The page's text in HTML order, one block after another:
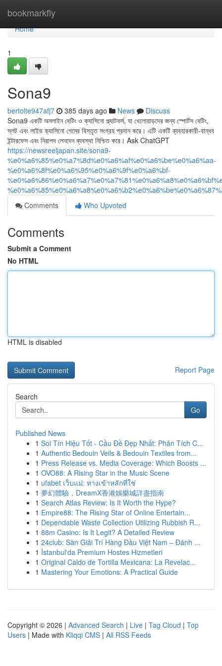
bookmarkfly
Home
Home
1
Sona9
bertolte947afj7 385 days ago News
Discuss
Sona9 একটি অনলাইন বেটিং ও ক্যাসিনো প্ল্যাটফর্ম, যা খেলোয়াড়দের জন্য স্পোর্টস বেটিং,
স্লট এবং লাইভ ক্যাসিনো গেমের বিস্তৃত সংগ্রহ প্রদান করে। এটি একটি ব্যবহারকারী-বান্ধব
ইন্টারফেস এবং নিরাপদ লেনদেন ব্যবস্থা নিশ্চিত করে। Ask ChatGPT
https://newsreeljapan.site/sona9-
%e0%a6%85%e0%a7%8d%e0%a6%af%e0%a6%be%e0%a6%aa-
%e0%a6%8f%e0%a6%95%e0%a6%9f%e0%a6%bf-
Comments
Who Upvoted
Comments
Submit a Comment
No HTML
HTML is disabled
Report Page
Search
Go
Published News
1 Soi Tín Hiệu Tốt - Cầu Đề Đẹp Nhất: Phân Tích C...
1 Authentic Bedouin Veils & Bedouin Textiles from...
1 Press Release vs. Media Coverage: Which Boosts ...
1 OVO88: A Rising Star in the Music Scene
1 ufabet เว็บแม่: ทางเข้าหลักที่ใช่
1 夢幻體驗，DreamX香港娛樂城詳盡指南
1 Search Atlas Review: Is It Worth the Hype?
1 Empire88: The Rising Star of Online Entertain...
1 Dependable Waste Collection Utilizing Rubbish R...
1 88m Casino: Is It Legit? A Detailed Review
1 24club: Sàn Giải Trí Hàng Đầu Việt Nam – Đánh ...
1 İstanbul'da Premium Hostes Hizmetleri
1 Original Caldo de Tortilla Mexicana: La Revelac...
1 Mastering Your Emotions: A Practical Guide
Copyright © 2026 | Advanced Search | Live | Tag Cloud | Top
Users | Made with Kliqqi CMS | All RSS Feeds